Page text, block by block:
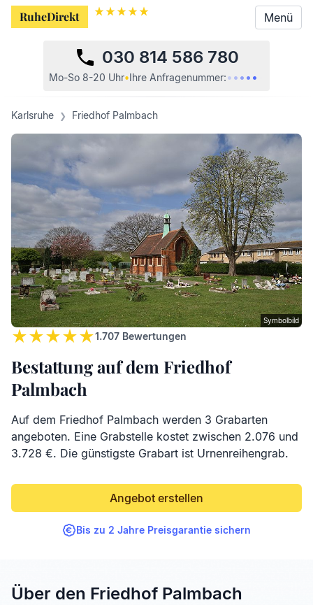
RuheDirekt Menü
030 814 586 780
Mo-So 8-20 Uhr•Ihre Anfragenummer:• • • • •
RuheDirekt Menü
Karlsruhe Friedhof Palmbach
1.707 Bewertungen
Bestattung auf dem Friedhof
Palmbach
Auf dem Friedhof Palmbach werden 3 Grabarten
angeboten. Eine Grabstelle kostet zwischen 2.076 und
3.728 €. Die günstigste Grabart ist Urnenreihengrab.
Angebot erstellen
Bis zu 2 Jahre Preisgarantie sichern
Symbolbild
Über den Friedhof Palmbach